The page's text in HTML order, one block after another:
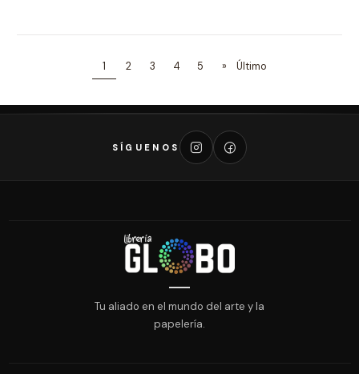
1 2 3 4 5 » Último
SÍGUENOS
Tu aliado en el mundo del arte y la
papelería.